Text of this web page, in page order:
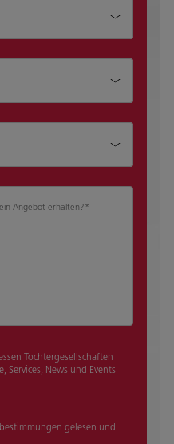
Angebot erhalten?*
Tochtergesellschaften
Services, News und Events
gelesen und